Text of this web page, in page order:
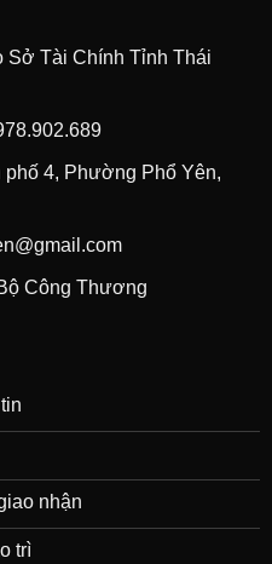
Sở Tài Chính Tỉnh Thái
4, Phường Phổ Yên,
Công Thương
nhận
trì